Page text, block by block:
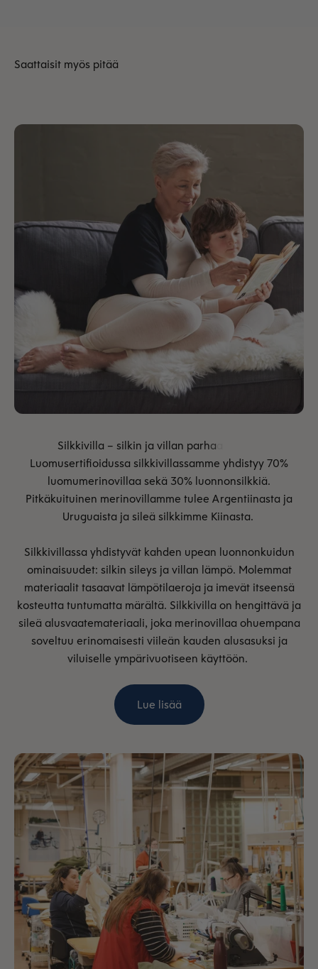
Luomusertifioidussa silkkivillassamme yhdistyy 70%
luomumerinovillaa sekä 30% luonnonsilkkiä.
Pitkäkuituinen merinovillamme tulee Argentiinasta ja
Uruguaista ja sileä silkkimme Kiinasta.
Silkkivillassa yhdistyvät kahden upean luonnonkuidun
ominaisuudet: silkin sileys ja villan lämpö. Molemmat
materiaalit tasaavat lämpötilaeroja ja imevät itseensä
kosteutta tuntumatta märältä. Silkkivilla on hengittävä ja
sileä alusvaatemateriaali, joka merinovillaa ohuempana
soveltuu erinomaisesti viileän kauden alusasuksi ja
viluiselle ympärivuotiseen käyttöön.
Lue lisää